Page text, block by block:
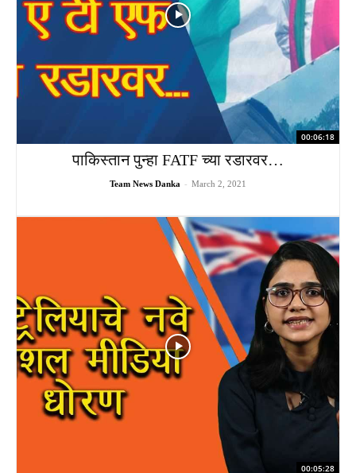
00:06:18
पाकिस्तान पुन्हा FATF च्या रडारवर…
Team News Danka - March 2, 2021
00:05:28